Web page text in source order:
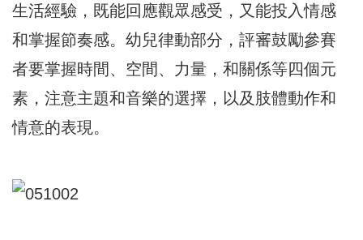
生活經驗，既能回應觀眾感受，又能投入情感
和掌握節奏感。幼兒律動部分，評審鼓勵參賽
者要掌握時間、空間、力量，和關係等四個元
素，注意主題和音樂的選擇，以及肢體動作和
情意的表現。